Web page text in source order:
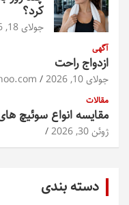
کرد؟
جولای 18, 2026
آگهی
ازدواج راحت
جولای 10, 2026
مقالات
مقایسه انواع سوئیچ
ژوئن 30, 2026
دسته بندی